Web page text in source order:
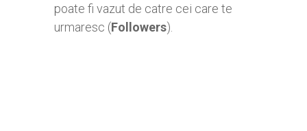
poate fi vazut de catre cei care te
urmaresc (Followers).